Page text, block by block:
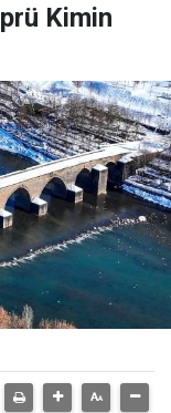
Kimin